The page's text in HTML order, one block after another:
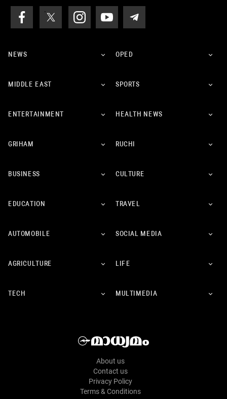
NEWS OPED
MIDDLE EAST SPORTS
ENTERTAINMENT HEALTH NEWS
GRIHAM RUCHI
BUSINESS CULTURE
EDUCATION TRAVEL
AUTOMOBILE SOCIAL MEDIA
AGRICULTURE LIFE
TECH MULTIMEDIA
About us
Contact us
Privacy Policy
Terms & Conditions